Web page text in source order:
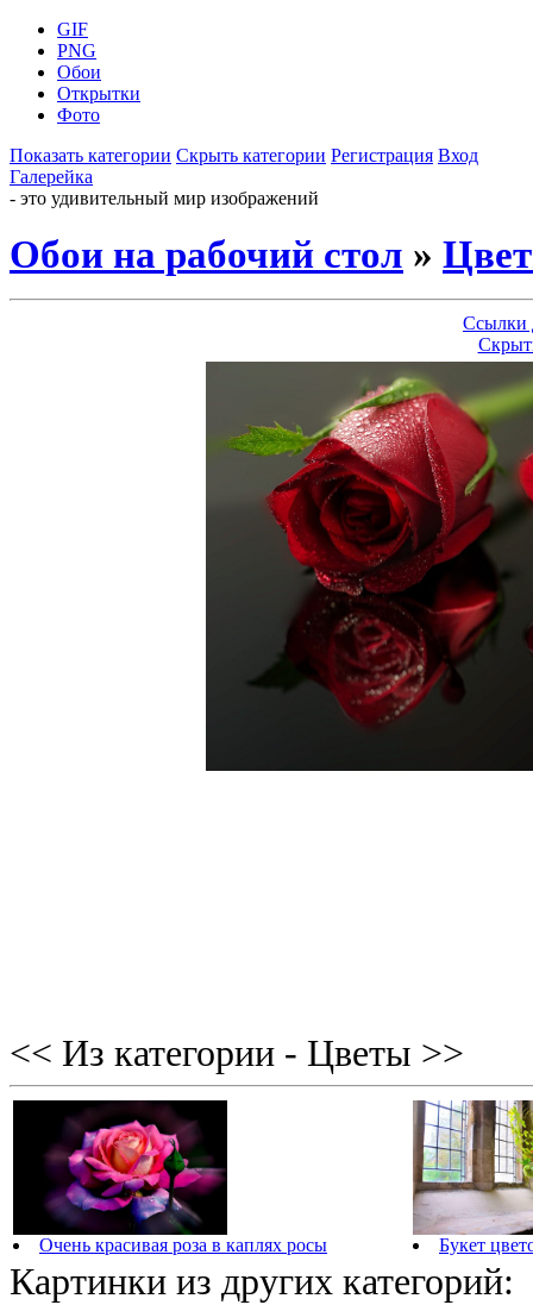
GIF
PNG
Обои
Открытки
Фото
Показать категории Скрыть категории Регистрация Вход
Галерейка
- это удивительный мир изображений
Обои на рабочий стол »
Ссылки
<< Из категории - Цветы >>
Очень красивая роза в каплях росы Букет
Картинки из других категорий: